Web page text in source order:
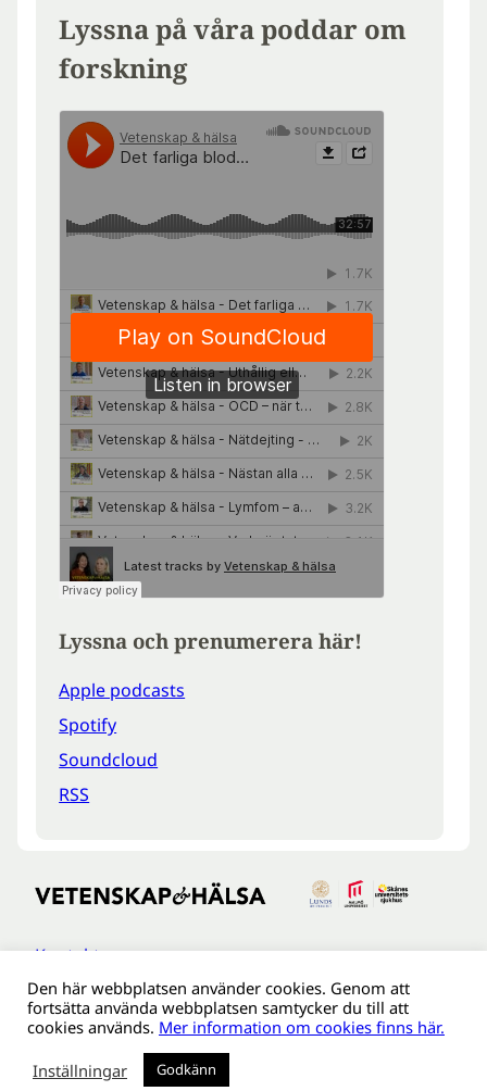
Lyssna på våra poddar om
forskning
Lyssna och prenumerera här!
Apple podcasts
Spotify
Soundcloud
RSS
Kontakt
Tillgänglighetsredogöreldse
Om webbplatsen
Behandling av personuppgifter
Den här webbplatsen använder cookies. Genom att
fortsätta använda webbplatsen samtycker du till att
cookies används. Mer information om cookies finns här.
Inställningar
Godkänn